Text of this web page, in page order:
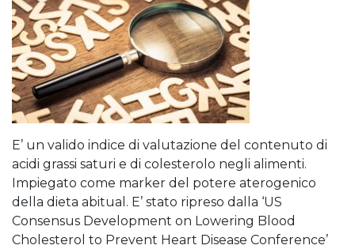
E’ un valido indice di valutazione del contenuto di
acidi grassi saturi e di colesterolo negli alimenti.
Impiegato come marker del potere aterogenico
della dieta abitual. E’ stato ripreso dalla ‘US
Consensus Development on Lowering Blood
Cholesterol to Prevent Heart Disease Conference’